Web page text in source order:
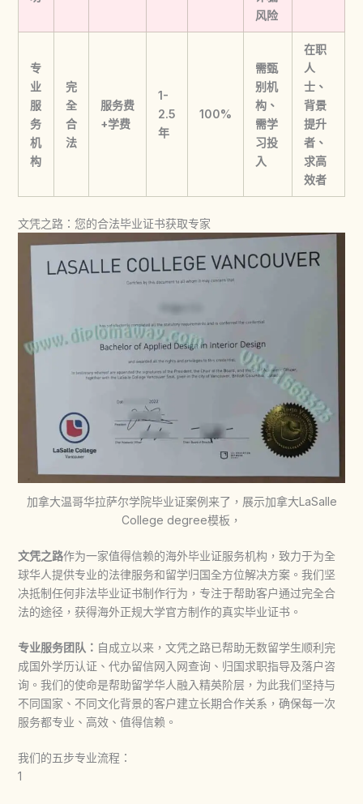
风险
专
业
服
务
机
构
完
全
合
法
服务费
+学费
1-
2.5
年
100%
需甄
别机
构、
需学
习投
入
在职
人
士、
背景
提升
者、
求高
效者
文凭之路：您的合法毕业证书获取专家
加拿大温哥华拉萨尔学院毕业证案例来了，展示加拿大LaSalle
College degree模板，
文凭之路作为一家值得信赖的海外毕业证服务机构，致力于为全
球华人提供专业的法律服务和留学归国全方位解决方案。我们坚
决抵制任何非法毕业证书制作行为，专注于帮助客户通过完全合
法的途径，获得海外正规大学官方制作的真实毕业证书。
专业服务团队： 自成立以来，文凭之路已帮助无数留学生顺利完
成国外学历认证、代办留信网入网查询、归国求职指导及落户咨
询。我们的使命是帮助留学华人融入精英阶层，为此我们坚持与
不同国家、不同文化背景的客户建立长期合作关系，确保每一次
服务都专业、高效、值得信赖。
我们的五步专业流程：
1